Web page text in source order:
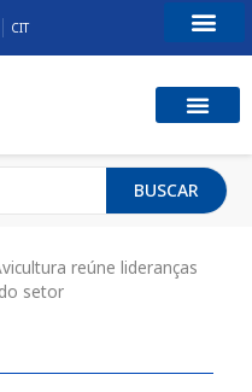
CIT
BUSCAR
reúne lideranças
setor